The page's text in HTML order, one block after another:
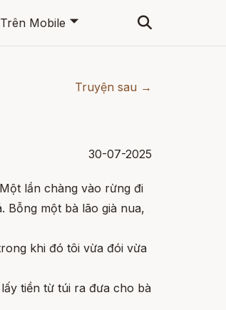
Trên Mobile 🞃
Truyện sau →
30-07-2025
lần chàng vào rừng đi
Bỗng một bà lão già nua,
khi đó tôi vừa đói vừa
tiền từ túi ra đưa cho bà